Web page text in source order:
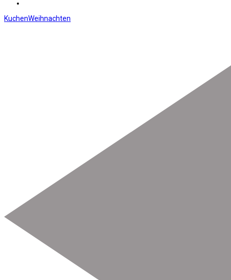
KuchenWeihnachten